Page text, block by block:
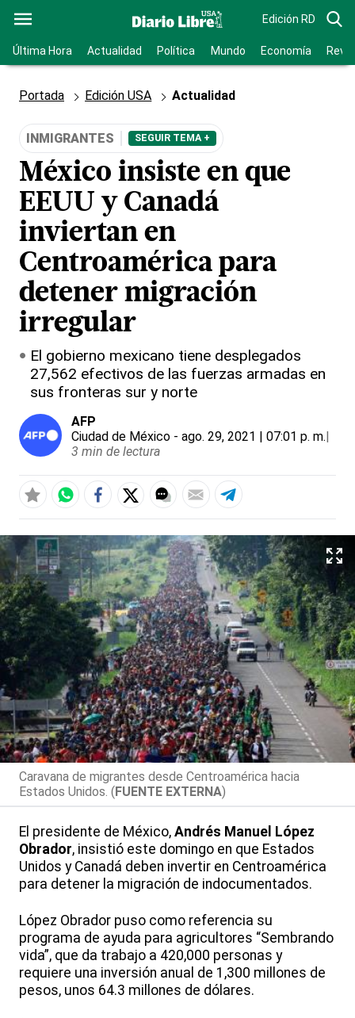
Edición RD
Última Hora Actualidad Política Mundo Economía
Portada Edición USA Actualidad
INMIGRANTES SEGUIR TEMA +
México insiste en que
EEUU y Canadá
inviertan en
Centroamérica para
detener migración
irregular
El gobierno mexicano tiene desplegados
27,562 efectivos de las fuerzas armadas en
sus fronteras sur y norte
AFP
Ciudad de México - ago. 29, 2021 | 07:01 p. m.|
3 min de lectura
Caravana de migrantes desde Centroamérica hacia
Estados Unidos. (FUENTE EXTERNA)
El presidente de México, Andrés Manuel López
Obrador, insistió este domingo en que Estados
Unidos y Canadá deben invertir en Centroamérica
para detener la migración de indocumentados.
López Obrador puso como referencia su
programa de ayuda para agricultores “Sembrando
vida”, que da trabajo a 420,000 personas y
requiere una inversión anual de 1,300 millones de
pesos, unos 64.3 millones de dólares.